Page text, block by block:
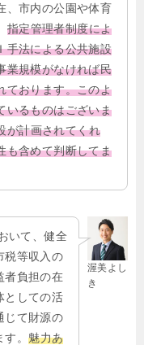
、市内の公園や体育
指定管理者制度によ
手法による公共施設
業規模がなければ民
ております。このよ
いるものはございま
が計画されてくれ
も含めて判断してま
渥美よし
き
いて、健全
税等収入の
者負担の在
としての活
じて財源の
す。魅力あ